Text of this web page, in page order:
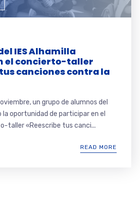
IES Alhamilla
el concierto-taller
canciones contra la
un grupo de alumnos del
la oportunidad de participar en el
taller «Reescribe tus canci...
READ MORE